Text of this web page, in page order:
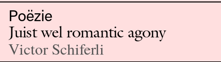
Poëzie
Juist wel romantic agony
Victor Schiferli